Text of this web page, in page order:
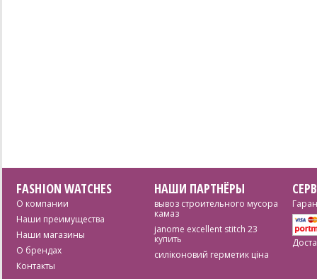
FASHION WATCHES
О компании
Наши преимущества
Наши магазины
О брендах
Контакты
НАШИ ПАРТНЁРЫ
вывоз строительного мусора
камаз
janome excellent stitch 23
купить
силіконовий герметик ціна